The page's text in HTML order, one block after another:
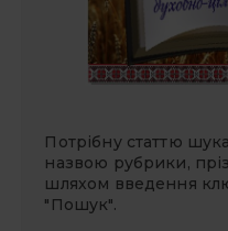
Потрібну статтю
назвою рубрики,
шляхом введення
"Пошук".